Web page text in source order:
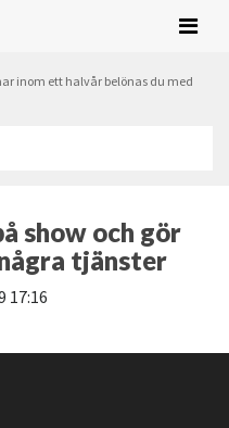
inom ett halvår belönas du med
show och gör
tjänster
17:16